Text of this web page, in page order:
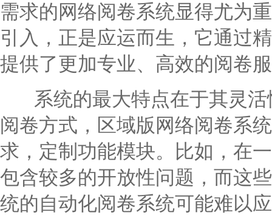
需求的网络阅卷系统显得尤为
引入，正是应运而生，它通过
提供了更加专业、高效的阅卷
系统的最大特点在于其灵活
阅卷方式，区域版网络阅卷系
求，定制功能模块。比如，在
包含较多的开放性问题，而这
统的自动化阅卷系统可能难以